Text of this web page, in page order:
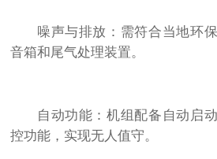
噪声与排放：需符合当地环
音箱和尾气处理装置。
自动功能：机组配备自动启
控功能，实现无人值守。